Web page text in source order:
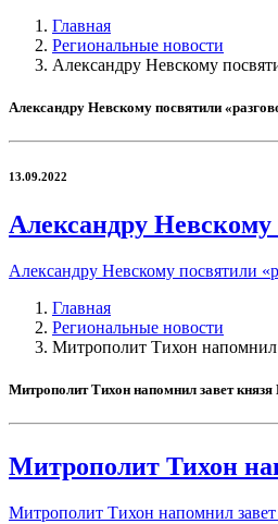
Главная
Региональные новости
Александру Невскому
Александру Невскому посвятили
13.09.2022
Александру Невскому
Александру Невскому посвятили
Главная
Региональные новости
Митрополит Тихон напомнил
Митрополит Тихон напомнил завет князя
Митрополит Тихон
Митрополит Тихон напомнил завет